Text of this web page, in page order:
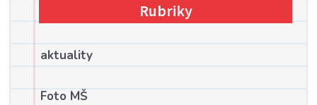
Rubriky
aktuality
Foto MŠ